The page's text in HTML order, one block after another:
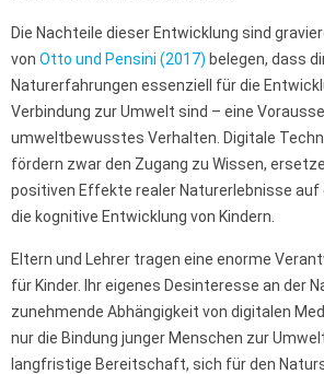
Die Nachteile dieser Entwicklung sind
von Otto und Pensini (2017) belegen, dass
Naturerfahrungen essenziell für die
Verbindung zur Umwelt sind – eine
umweltbewusstes Verhalten. Digitale
fördern zwar den Zugang zu Wissen,
positiven Effekte realer Naturerlebnisse auf
die kognitive Entwicklung von Kindern.
Eltern und Lehrer tragen eine enorme
für Kinder. Ihr eigenes Desinteresse an der
zunehmende Abhängigkeit von digitalen
nur die Bindung junger Menschen zur
langfristige Bereitschaft, sich für den